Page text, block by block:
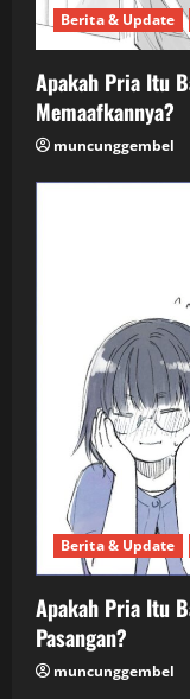
Berita & Update
Apakah Pria Itu
Memaafkannya?
muncunggembel
Berita & Update
Apakah Pria Itu
Pasangan?
muncunggembel